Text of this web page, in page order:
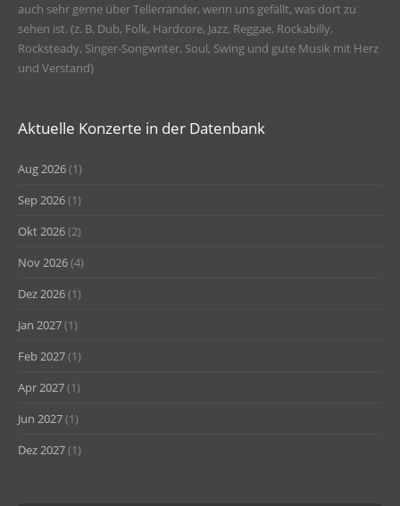
auch sehr gerne über Tellerränder, wenn uns gefällt, was dort zu
sehen ist. (z. B. Dub, Folk, Hardcore, Jazz, Reggae, Rockabilly,
Rocksteady, Singer-Songwriter, Soul, Swing und gute Musik mit Herz
und Verstand)
Aktuelle Konzerte in der Datenbank
Aug 2026(1)
Sep 2026(1)
Okt 2026(2)
Nov 2026(4)
Dez 2026(1)
Jan 2027(1)
Feb 2027(1)
Apr 2027(1)
Jun 2027(1)
Dez 2027(1)